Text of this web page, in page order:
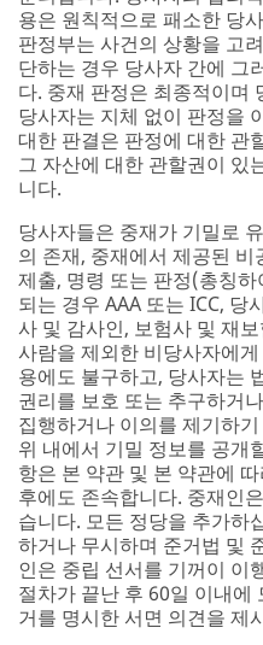
용은 원칙적으로 패소한 당
판정부는 사건의 상황을 고
단하는 경우 당사자 간에 그
다. 중재 판정은 최종적이며
당사자는 지체 없이 판정을
대한 판결은 판정에 대한 관
그 자산에 대한 관할권이 있
니다.
당사자들은 중재가 기밀로
의 존재, 중재에서 제공된
제출, 명령 또는 판정(총칭
되는 경우 AAA 또는 ICC, 당
사 및 감사인, 보험사 및 재
사람을 제외한 비당사자에
용에도 불구하고, 당사자는
권리를 보호 또는 추구하거
집행하거나 이의를 제기하
위 내에서 기밀 정보를 공개
항은 본 약관 및 본 약관에
후에도 존속합니다. 중재인
습니다. 모든 정당을 추가하
하거나 무시하며 준거법 및
인은 중립 선서를 기꺼이 이
절차가 끝난 후 60일 이내에
거를 명시한 서면 의견을 제